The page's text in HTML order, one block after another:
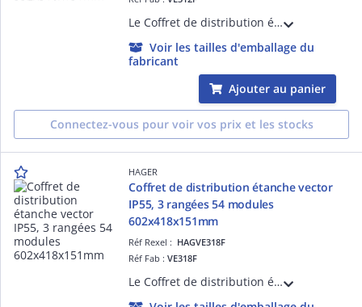
Le Coffret de distribution étanche vector Hager, avec ses 3 rangées de 12 modules, est idéal pour les installations en saillie, IP55 ou IP65. Ce coffret offre une solution fiable et durable pour la distribution électrique.
Voir les tailles d'emballage du
fabricant
Ajouter au panier
Connectez-vous pour voir vos prix et les stocks
HAGER
Coffret de distribution étanche vector
IP55, 3 rangées 54 modules
602x418x151mm
Réf Rexel : HAGVE318F
Réf Fab :VE318F
Le Coffret de distribution étanche vector Hager, avec ses 3 rangées de 18 modules, est idéal pour les installations en saillie, IP55 ou IP65. Ce coffret offre une solution fiable et durable pour la distribution électrique.